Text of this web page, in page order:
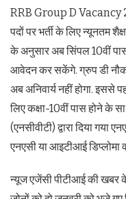
RRB Group D Vacancy
पदों पर भर्ती के लिए न्यूनतम
के अनुसार अब सिंपल 10वीं पास
आवेदन कर सकेंगे. ग्रुप डी
अब अनिवार्य नहीं होगा.
लिए कक्षा-10वीं पास होने के
(एनसीवीटी) द्वारा दिया गया
एनएसी या आइटीआई
न्यूज एजेंसी पीटीआई की खबर